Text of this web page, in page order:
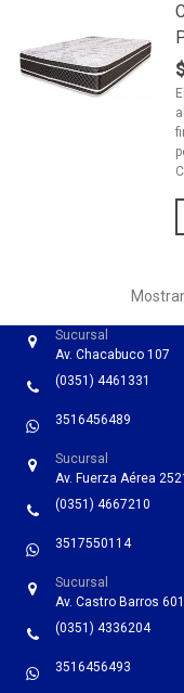
Sucursal
Av. Chacabuco 107
(0351) 4461331
3516456489
Sucursal
Av. Fuerza Aérea
(0351) 4667210
3517550114
Sucursal
Av. Castro Barros 601
(0351) 4336204
3516456493